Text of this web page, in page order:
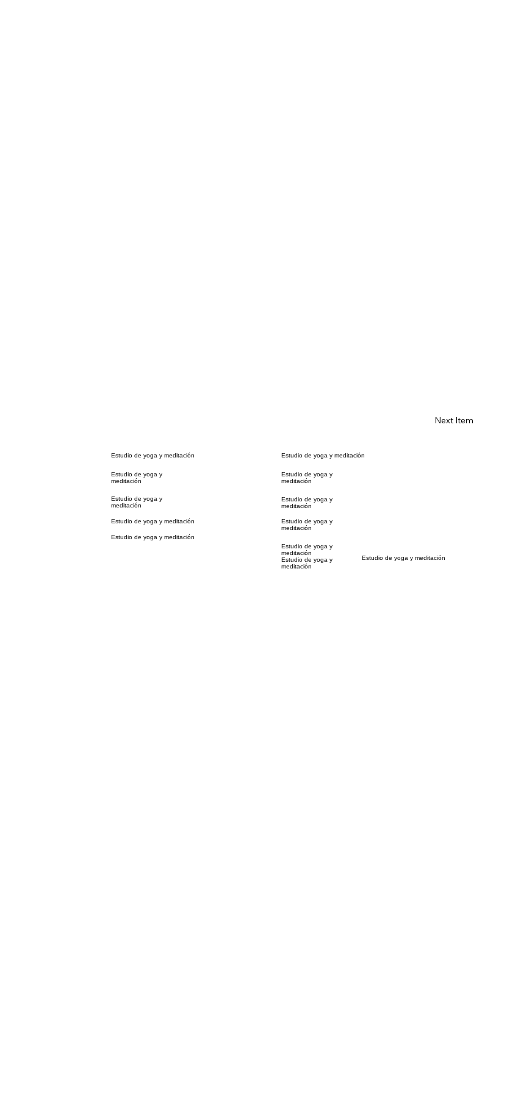
Next Item
Estudio de yoga y meditación
Estudio de yoga y
meditación
Estudio de yoga y
meditación
Estudio de yoga y meditación
Estudio de yoga y meditación
Estudio de yoga y meditación
Estudio de yoga y
meditación
Estudio de yoga y
meditación
Estudio de yoga y
meditación
Estudio de yoga y
meditación
Estudio de yoga y
meditación
Estudio de yoga y meditación